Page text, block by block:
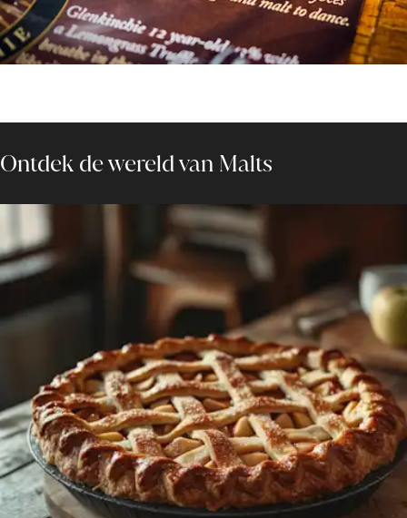
Ontdek de wereld van Malts